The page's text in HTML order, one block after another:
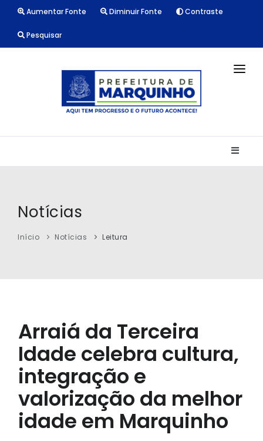
Aumentar Fonte Diminuir Fonte Contraste
Pesquisar
CONTATO
Notícias
Início Notícias Leitura
Arraiá da Terceira
Idade celebra cultura,
integração e
valorização da melhor
idade em Marquinho